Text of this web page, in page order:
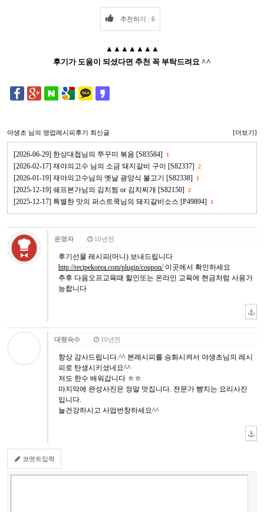
추천하기 : 6
▲▲▲▲▲▲▲
후기가 도움이 되셨다면 추천 꼭 부탁드려요 ^^
야생초 님의 영업레시피후기 최신글 [더보기]
[2026-06-29] 한상대첩님의 쭈꾸미 볶음 [S83584] 1
[2026-02-17] 재야의고수 님의 소금 돼지갈비 구이 [S82337] 2
[2026-01-19] 재야의고수님의 옛날 광양식 불고기 [S82338] 1
[2025-12-19] 쉐프본가님의 김치찜 or 김치찌개 [S82150] 2
[2025-12-17] 특별한 맛의 퍼스트쿡님의 돼지갈비소스 [P49894] 1
운영자 10년전
후기선물 레시피(머니) 보내드립니다
http://recipekorea.com/plugin/coupon/이곳에서 확인하세요
추후 다음오프교육때 할인또는 온라인 교육에 현금처럼 사용가
능합니다
대령숙수 10년전
항상 감사드립니다.^^ 본레시피를 승화시켜서 야생초님의 레시
피로 탄생시키셨네요^^
저도 한수 배워갑니다 ㅎㅎ
마지막에 완성사진은 정말 멋집니다. 전문가 뺨치는 요리사진
입니다.
늘건강하시고 사업번창하세요^^
코멘트입력